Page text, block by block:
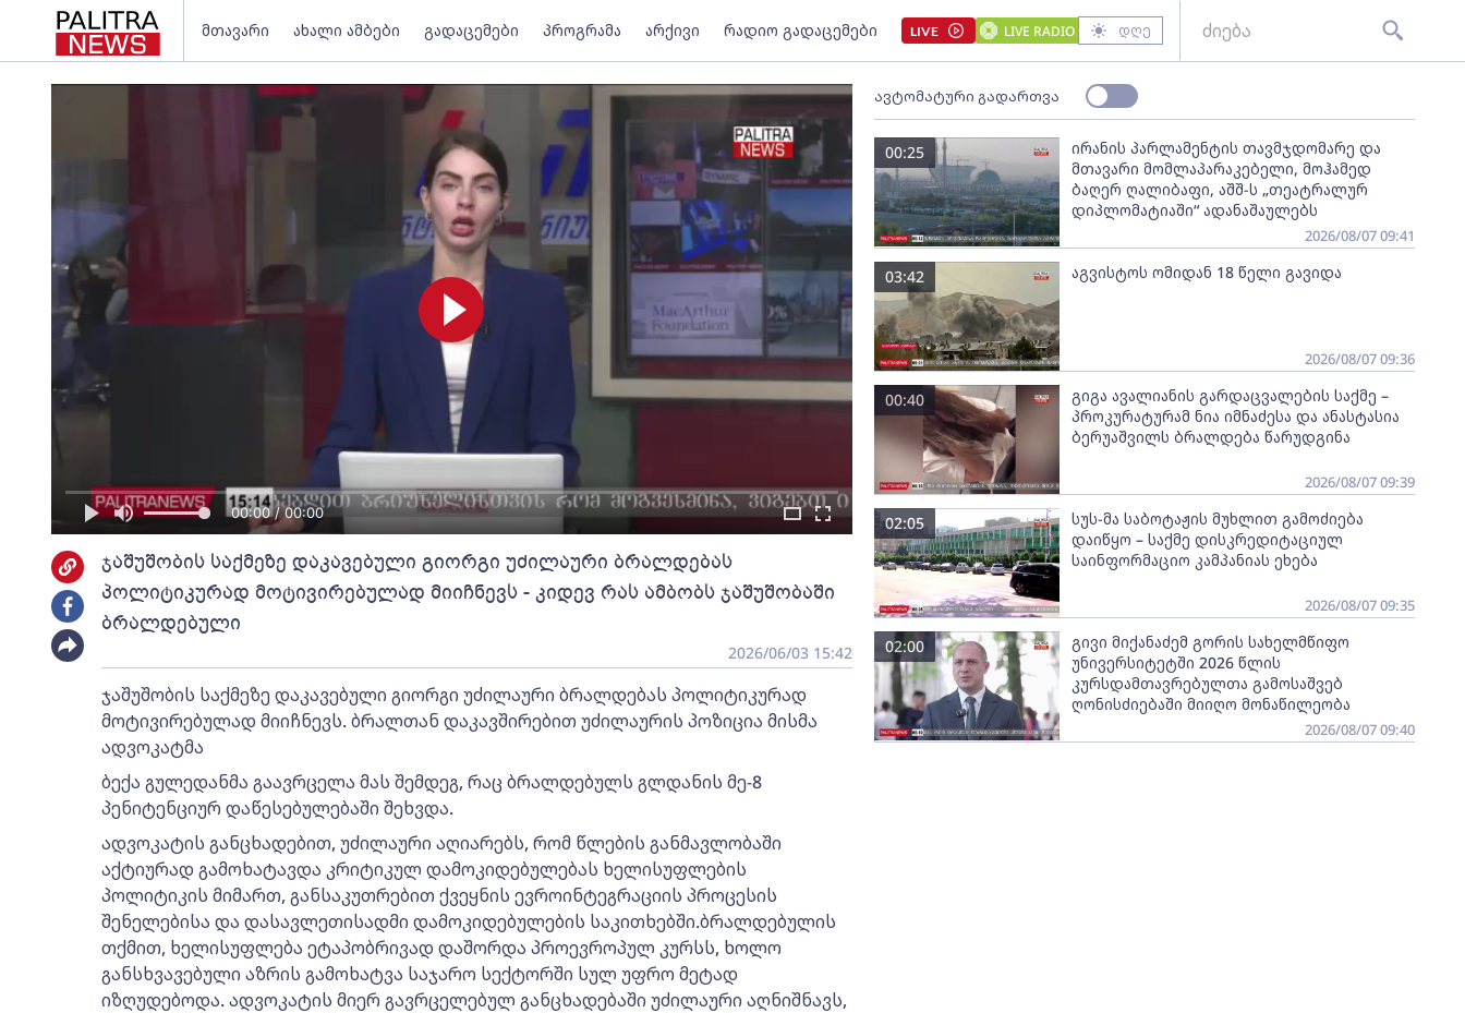
მთავარი ახალი ამბები გადაცემები პროგრამა არქივი რადიო გადაცემები LIVE LIVE RADIO დღე
00:00 / 00:00
ჯაშუშობის საქმეზე დაკავებული გიორგი უძილაური ბრალდებას
პოლიტიკურად მოტივირებულად მიიჩნევს - კიდევ რას ამბობს ჯაშუშობაში
ბრალდებული
2026/06/03 15:42
ჯაშუშობის საქმეზე დაკავებული გიორგი უძილაური ბრალდებას პოლიტიკურად
მოტივირებულად მიიჩნევს. ბრალთან დაკავშირებით უძილაურის პოზიცია მისმა
ადვოკატმა
ბექა გულედანმა გაავრცელა მას შემდეგ, რაც ბრალდებულს გლდანის მე-8
პენიტენციურ დაწესებულებაში შეხვდა.
ადვოკატის განცხადებით, უძილაური აღიარებს, რომ წლების განმავლობაში
აქტიურად გამოხატავდა კრიტიკულ დამოკიდებულებას ხელისუფლების
პოლიტიკის მიმართ, განსაკუთრებით ქვეყნის ევროინტეგრაციის პროცესის
შენელებისა და დასავლეთისადმი დამოკიდებულების საკითხებში.ბრალდებულის
თქმით, ხელისუფლება ეტაპობრივად დაშორდა პროევროპულ კურსს, ხოლო
განსხვავებული აზრის გამოხატვა საჯარო სექტორში სულ უფრო მეტად
იზღუდებოდა. ადვოკატის მიერ გავრცელებულ განცხადებაში უძილაური აღნიშნავს,
ავტომატური გადართვა
ირანის პარლამენტის თავმჯდომარე და
მთავარი მომლაპარაკებელი, მოჰამედ
ბაღერ ღალიბაფი, აშშ-ს „თეატრალურ
დიპლომატიაში“ ადანაშაულებს
00:25
2026/08/07 09:41
აგვისტოს ომიდან 18 წელი გავიდა
03:42
2026/08/07 09:36
გიგა ავალიანის გარდაცვალების საქმე –
პროკურატურამ ნია იმნაძესა და ანასტასია
ბერუაშვილს ბრალდება წარუდგინა
00:40
2026/08/07 09:39
სუს-მა საბოტაჟის მუხლით გამოძიება
დაიწყო – საქმე დისკრედიტაციულ
საინფორმაციო კამპანიას ეხება
02:05
2026/08/07 09:35
გივი მიქანაძემ გორის სახელმწიფო
უნივერსიტეტში 2026 წლის
კურსდამთავრებულთა გამოსაშვებ
ღონისძიებაში მიიღო მონაწილეობა
02:00
2026/08/07 09:40